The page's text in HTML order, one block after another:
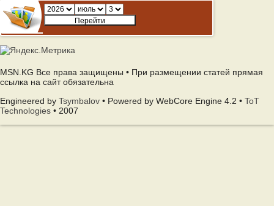
MSN.KG Все права защищены • При размещении статей прямая
ссылка на сайт обязательна
Engineered by Tsymbalov • Powered by WebCore Engine 4.2 • ToT
Technologies • 2007